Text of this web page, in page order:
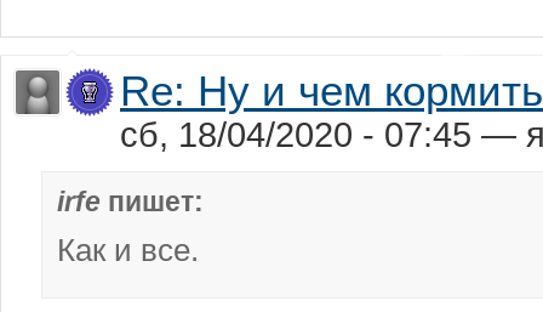
Re: Ну и чем
сб, 18/04/2020 - 07:45 —
irfe пишет:
Как и все.